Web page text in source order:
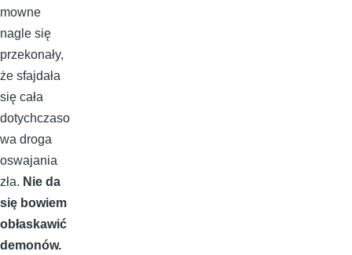
mowne
nagle się
przekonały,
że sfajdała
się cała
dotychczaso
wa droga
oswajania
zła. Nie da
się bowiem
obłaskawić
demonów.